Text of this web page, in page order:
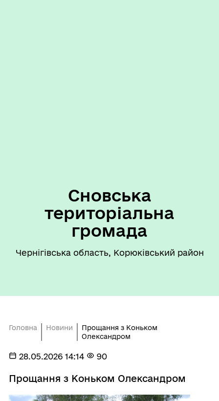
Сновська
територіальна
громада
Чернігівська область, Корюківський район
Головна Новини
Прощання з Коньком
Олександром
28.05.2026 14:14 90
Прощання з Коньком Олександром